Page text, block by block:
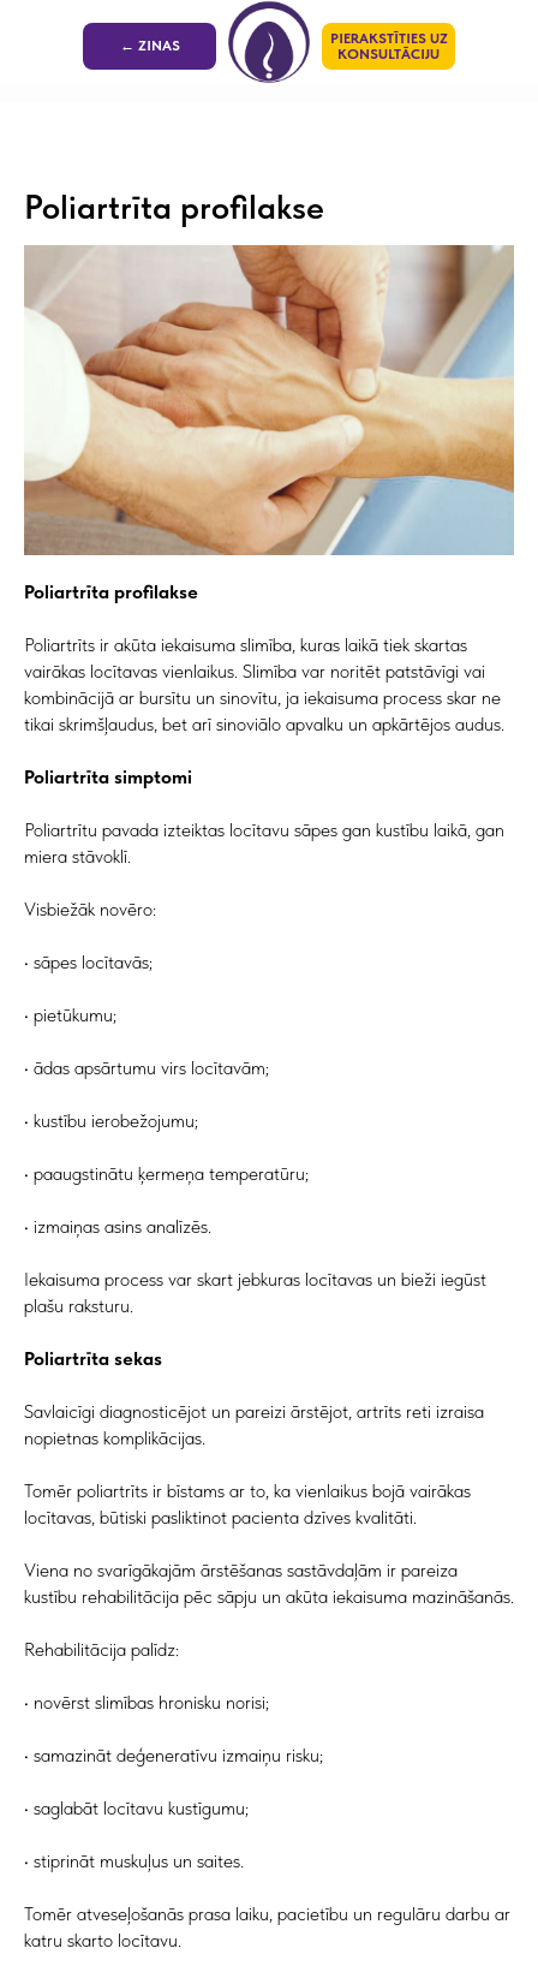
← ZINAS
PIERAKSTĪTIES UZ
KONSULTĀCIJU
Poliartrīta profilakse
Poliartrīta profilakse
Poliartrīts ir akūta iekaisuma slimība, kuras laikā tiek skartas
vairākas locītavas vienlaikus. Slimība var noritēt patstāvīgi vai
kombinācijā ar bursītu un sinovītu, ja iekaisuma process skar ne
tikai skrimšļaudus, bet arī sinoviālo apvalku un apkārtējos audus.
Poliartrīta simptomi
Poliartrītu pavada izteiktas locītavu sāpes gan kustību laikā, gan
miera stāvoklī.
Visbiežāk novēro:
• sāpes locītavās;
• pietūkumu;
• ādas apsārtumu virs locītavām;
• kustību ierobežojumu;
• paaugstinātu ķermeņa temperatūru;
• izmaiņas asins analīzēs.
Iekaisuma process var skart jebkuras locītavas un bieži iegūst
plašu raksturu.
Poliartrīta sekas
Savlaicīgi diagnosticējot un pareizi ārstējot, artrīts reti izraisa
nopietnas komplikācijas.
Tomēr poliartrīts ir bīstams ar to, ka vienlaikus bojā vairākas
locītavas, būtiski pasliktinot pacienta dzīves kvalitāti.
Viena no svarīgākajām ārstēšanas sastāvdaļām ir pareiza
kustību rehabilitācija pēc sāpju un akūta iekaisuma mazināšanās.
Rehabilitācija palīdz:
• novērst slimības hronisku norisi;
• samazināt deģeneratīvu izmaiņu risku;
• saglabāt locītavu kustīgumu;
• stiprināt muskuļus un saites.
Tomēr atveseļošanās prasa laiku, pacietību un regulāru darbu ar
katru skarto locītavu.